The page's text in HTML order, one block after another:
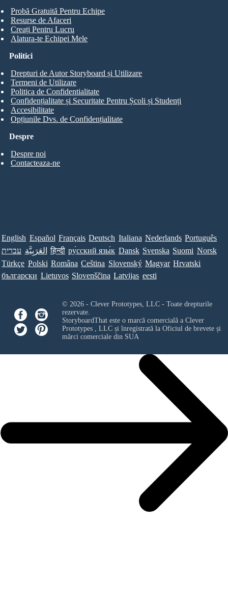
Probă Gratuită Pentru Echipe
Resurse de Afaceri
Creați Pentru Lucru
Alatura-te Echipei Mele
Despre
Despre noi
Contacteaza-ne
Politici
Drepturi de Autor Storyboard și Utilizare
Termeni de Utilizare
Politica de Confidentialitate
Confidențialitate și Securitate Pentru Școli și Studenți
Accesibilitate
Opțiunile Dvs. de Confidențialitate
English Español Français Deutsch Italiana Nederlands Português
עברית العَرَبِيَّة हिन्दी ру́сский язы́к Dansk Svenska Suomi Norsk
Türkçe Polski Româna Ceština Slovenský Magyar Hrvatski
български Lietuvos Slovenščina Latvijas eesti
© 2026 - Clever Prototypes, LLC - Toate drepturile
rezervate.
StoryboardThat este o marcă comercială a Clever
Prototypes , LLCși înregistrată la Oficiul de brevete și
mărci comerciale din SUA